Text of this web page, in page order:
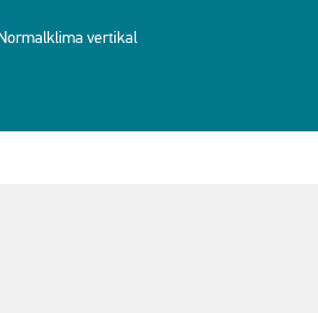
vertikal